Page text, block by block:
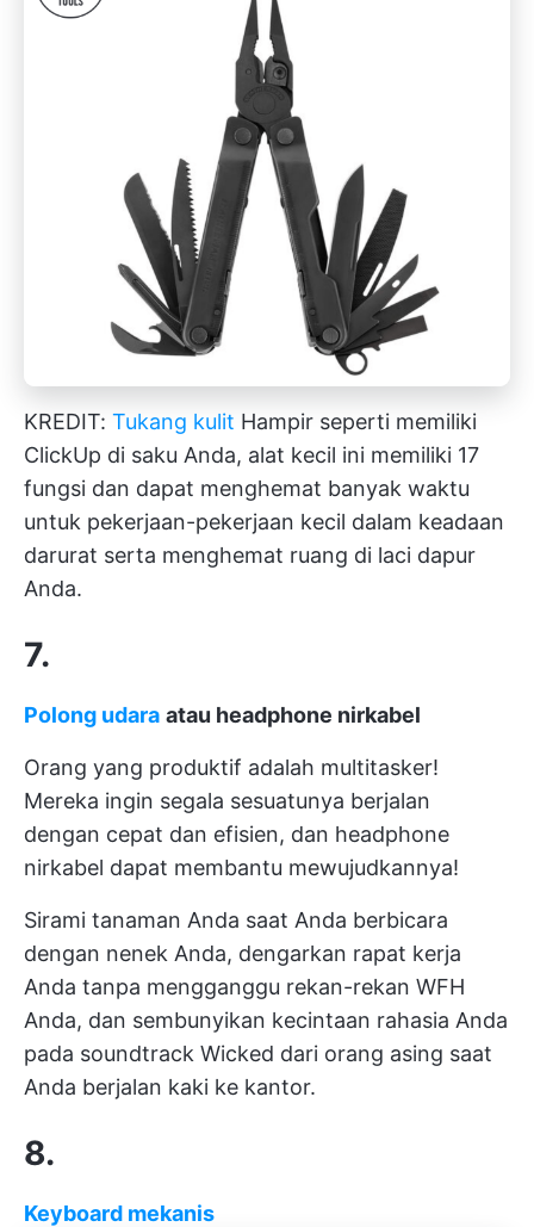
KREDIT: Tukang kulit Hampir seperti memiliki
ClickUp di saku Anda, alat kecil ini memiliki 17
fungsi dan dapat menghemat banyak waktu
untuk pekerjaan-pekerjaan kecil dalam keadaan
darurat serta menghemat ruang di laci dapur
Anda.
7.
Polong udara atau headphone nirkabel
Orang yang produktif adalah multitasker!
Mereka ingin segala sesuatunya berjalan
dengan cepat dan efisien, dan headphone
nirkabel dapat membantu mewujudkannya!
Sirami tanaman Anda saat Anda berbicara
dengan nenek Anda, dengarkan rapat kerja
Anda tanpa mengganggu rekan-rekan WFH
Anda, dan sembunyikan kecintaan rahasia Anda
pada soundtrack Wicked dari orang asing saat
Anda berjalan kaki ke kantor.
8.
Keyboard mekanis